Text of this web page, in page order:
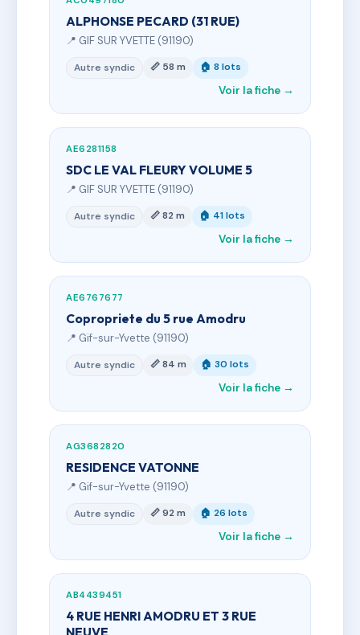
ALPHONSE PECARD (31 RUE)
📍 GIF SUR YVETTE (91190)
Autre syndic 📏 58 m 🏠 8 lots
Voir la fiche →
AE6281158
SDC LE VAL FLEURY VOLUME 5
📍 GIF SUR YVETTE (91190)
Autre syndic 📏 82 m 🏠 41 lots
Voir la fiche →
AE6767677
Copropriete du 5 rue Amodru
📍 Gif-sur-Yvette (91190)
Autre syndic 📏 84 m 🏠 30 lots
Voir la fiche →
AG3682820
RESIDENCE VATONNE
📍 Gif-sur-Yvette (91190)
Autre syndic 📏 92 m 🏠 26 lots
Voir la fiche →
AB4439451
4 RUE HENRI AMODRU ET 3 RUE
NEUVE